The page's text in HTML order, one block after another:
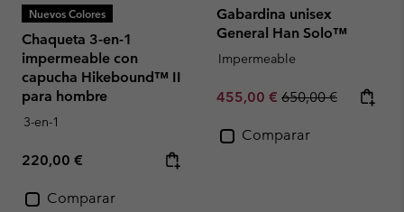
Nuevos Colores
Chaqueta 3-en-1
impermeable con
capucha Hikebound™ II
para hombre
3-en-1
Regular price:
220,00 €
Comparar
Gabardina unisex
General Han Solo™
Impermeable
Sale price:
455,00 € Regular price:
650,00 €
Comparar